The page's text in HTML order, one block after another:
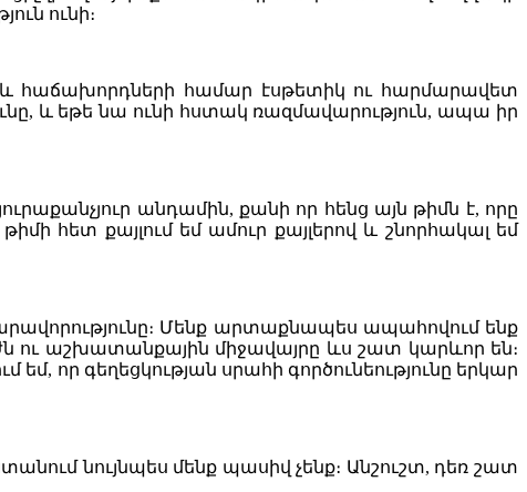
ունի։
հաճախորդների համար էսթետիկ ու հարմարավետ
և եթե նա ունի հստակ ռազմավարություն, ապա իր
անդամին, քանի որ հենց այն թիմն է, որը
հետ քայլում եմ ամուր քայլերով և շնորհակալ եմ
Մենք արտաքնապես ապահովում ենք
ու աշխատանքային միջավայրը ևս շատ կարևոր են։
որ գեղեցկության սրահի գործունեությունը երկար
նույնպես մենք պասիվ չենք։ Անշուշտ, դեռ շատ